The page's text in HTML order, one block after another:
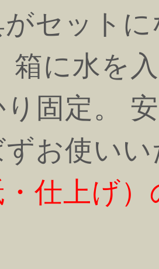
がセット
箱に水を
り固定。
ずお使い
・仕上げ